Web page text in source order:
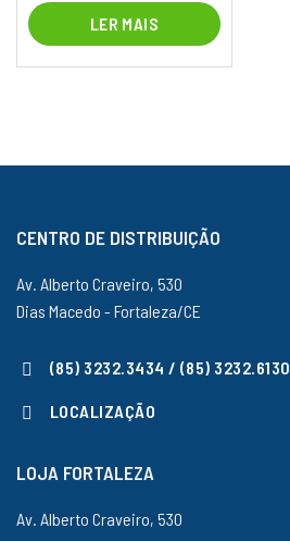
LER MAIS
CENTRO DE DISTRIBUIÇÃO
Av. Alberto Craveiro, 530
Dias Macedo - Fortaleza/CE
(85) 3232.3434 / (85) 3232.6130
LOCALIZAÇÃO
LOJA FORTALEZA
Av. Alberto Craveiro, 530